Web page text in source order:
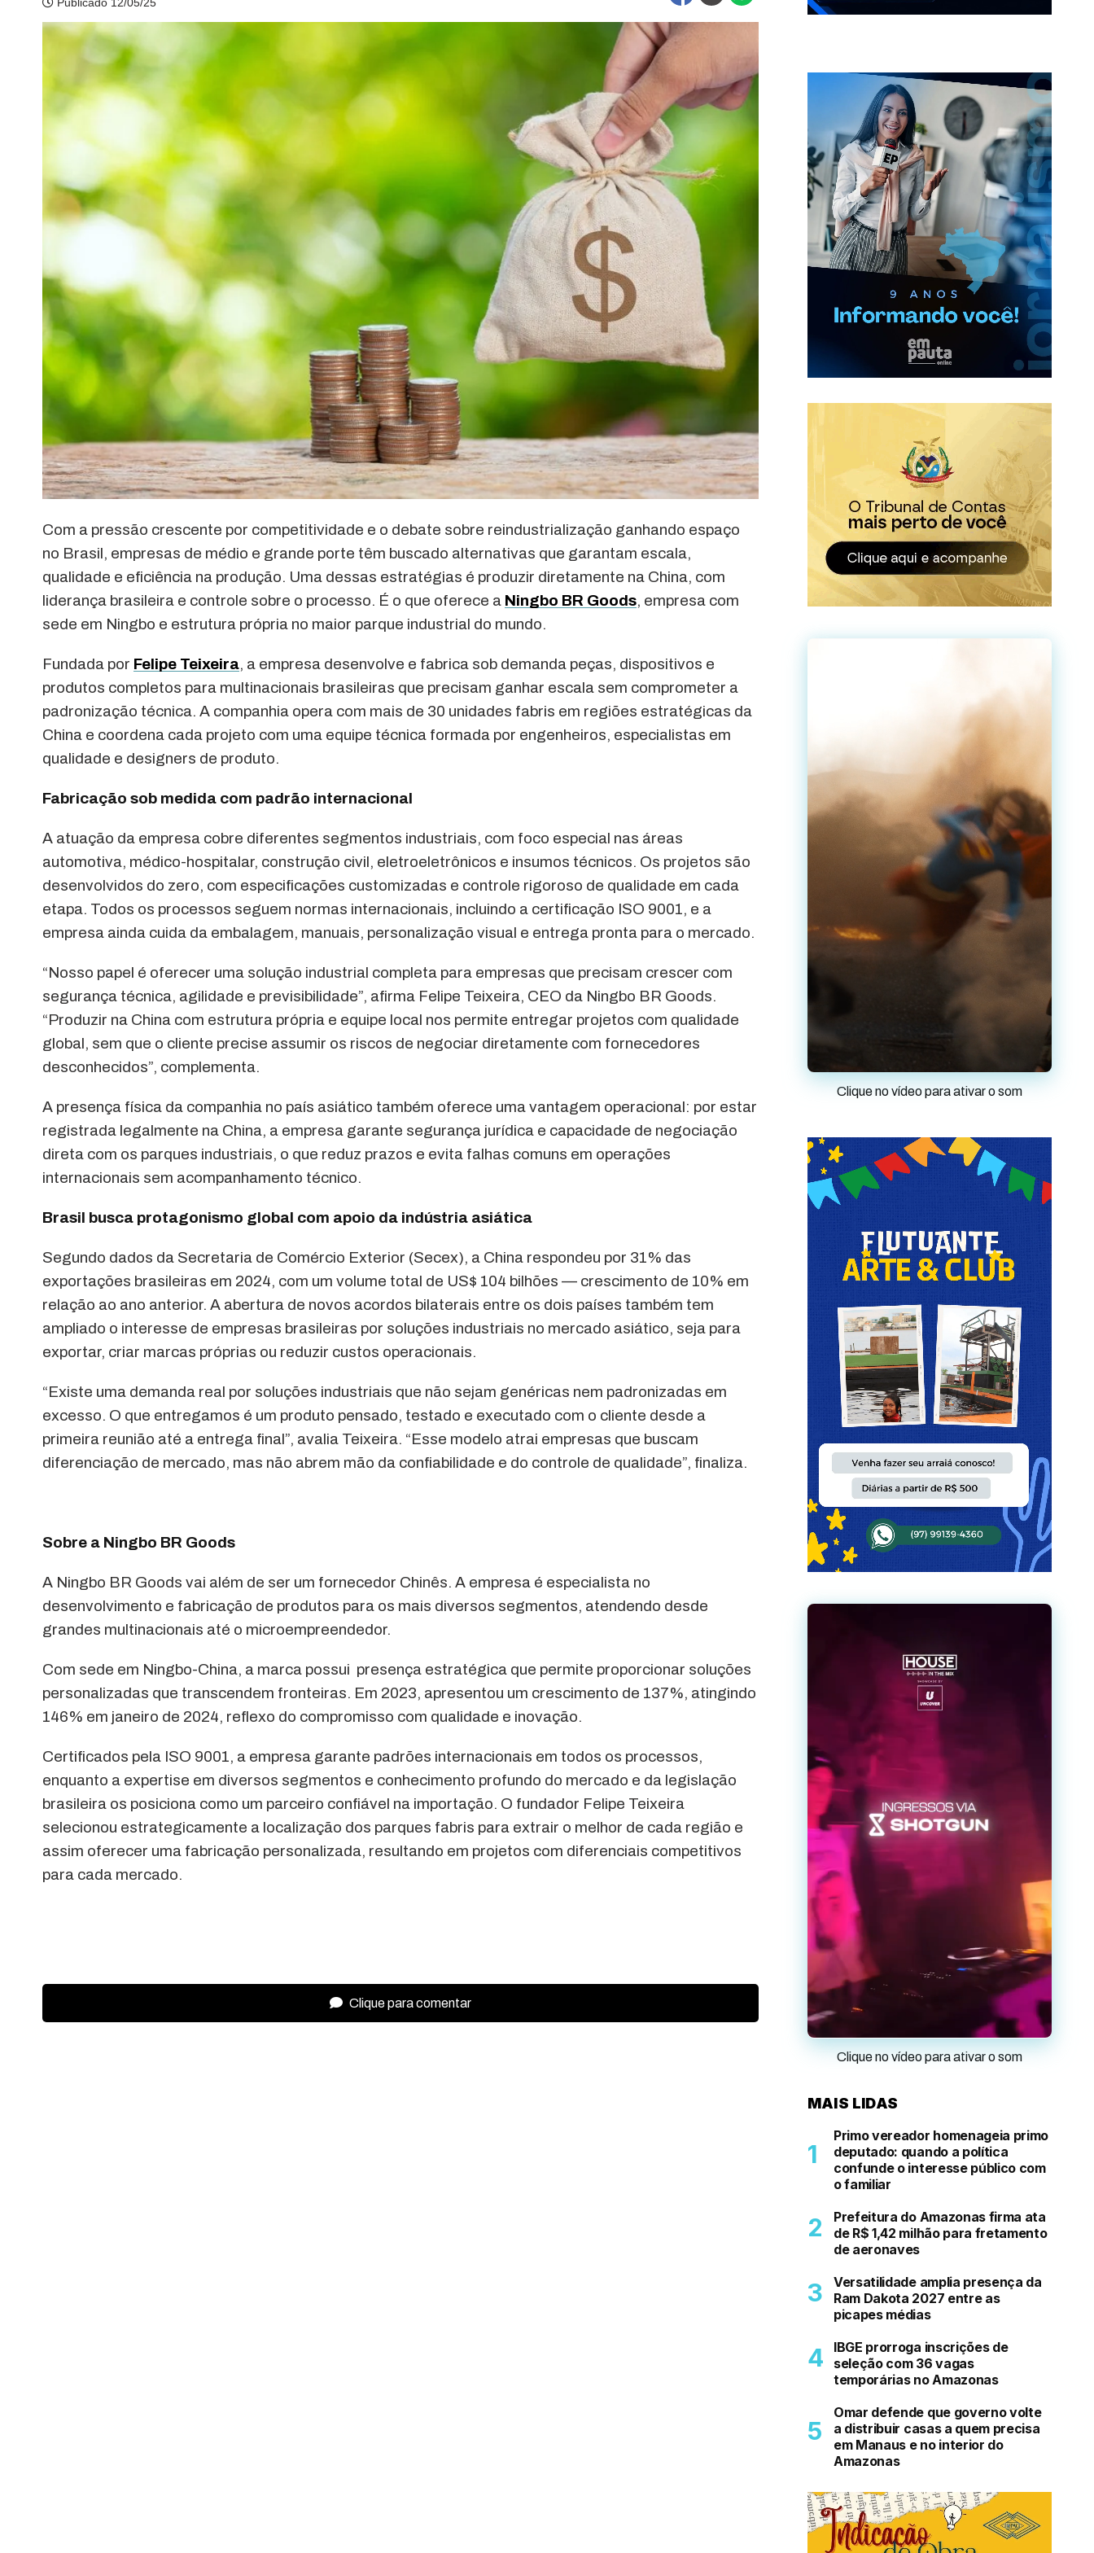
Com a pressão crescente por competitividade e o debate sobre reindustrialização ganhando espaço
no Brasil, empresas de médio e grande porte têm buscado alternativas que garantam escala,
qualidade e eficiência na produção. Uma dessas estratégias é produzir diretamente na China, com
liderança brasileira e controle sobre o processo. É o que oferece a Ningbo BR Goods, empresa com
sede em Ningbo e estrutura própria no maior parque industrial do mundo.
Fundada por Felipe Teixeira, a empresa desenvolve e fabrica sob demanda peças, dispositivos e
produtos completos para multinacionais brasileiras que precisam ganhar escala sem comprometer a
padronização técnica. A companhia opera com mais de 30 unidades fabris em regiões estratégicas da
China e coordena cada projeto com uma equipe técnica formada por engenheiros, especialistas em
qualidade e designers de produto.
Fabricação sob medida com padrão internacional
A atuação da empresa cobre diferentes segmentos industriais, com foco especial nas áreas
automotiva, médico-hospitalar, construção civil, eletroeletrônicos e insumos técnicos. Os projetos são
desenvolvidos do zero, com especificações customizadas e controle rigoroso de qualidade em cada
etapa. Todos os processos seguem normas internacionais, incluindo a certificação ISO 9001, e a
empresa ainda cuida da embalagem, manuais, personalização visual e entrega pronta para o mercado.
“Nosso papel é oferecer uma solução industrial completa para empresas que precisam crescer com
segurança técnica, agilidade e previsibilidade”, afirma Felipe Teixeira, CEO da Ningbo BR Goods.
“Produzir na China com estrutura própria e equipe local nos permite entregar projetos com qualidade
global, sem que o cliente precise assumir os riscos de negociar diretamente com fornecedores
desconhecidos”, complementa.
A presença física da companhia no país asiático também oferece uma vantagem operacional: por estar
registrada legalmente na China, a empresa garante segurança jurídica e capacidade de negociação
direta com os parques industriais, o que reduz prazos e evita falhas comuns em operações
internacionais sem acompanhamento técnico.
Brasil busca protagonismo global com apoio da indústria asiática
Segundo dados da Secretaria de Comércio Exterior (Secex), a China respondeu por 31% das
exportações brasileiras em 2024, com um volume total de US$ 104 bilhões — crescimento de 10% em
relação ao ano anterior. A abertura de novos acordos bilaterais entre os dois países também tem
ampliado o interesse de empresas brasileiras por soluções industriais no mercado asiático, seja para
exportar, criar marcas próprias ou reduzir custos operacionais.
“Existe uma demanda real por soluções industriais que não sejam genéricas nem padronizadas em
excesso. O que entregamos é um produto pensado, testado e executado com o cliente desde a
primeira reunião até a entrega final”, avalia Teixeira. “Esse modelo atrai empresas que buscam
diferenciação de mercado, mas não abrem mão da confiabilidade e do controle de qualidade”, finaliza.
Sobre a Ningbo BR Goods
A Ningbo BR Goods vai além de ser um fornecedor Chinês. A empresa é especialista no
desenvolvimento e fabricação de produtos para os mais diversos segmentos, atendendo desde
grandes multinacionais até o microempreendedor.
Com sede em Ningbo-China, a marca possui presença estratégica que permite proporcionar soluções
personalizadas que transcendem fronteiras. Em 2023, apresentou um crescimento de 137%, atingindo
146% em janeiro de 2024, reflexo do compromisso com qualidade e inovação.
Certificados pela ISO 9001, a empresa garante padrões internacionais em todos os processos,
enquanto a expertise em diversos segmentos e conhecimento profundo do mercado e da legislação
brasileira os posiciona como um parceiro confiável na importação. O fundador Felipe Teixeira
selecionou estrategicamente a localização dos parques fabris para extrair o melhor de cada região e
assim oferecer uma fabricação personalizada, resultando em projetos com diferenciais competitivos
para cada mercado.
Clique para comentar
Clique no vídeo para ativar o som
Clique no vídeo para ativar o som
MAIS LIDAS
Primo vereador homenageia primo
deputado: quando a política
confunde o interesse público com
o familiar
Prefeitura do Amazonas firma ata
de R$ 1,42 milhão para fretamento
de aeronaves
Versatilidade amplia presença da
Ram Dakota 2027 entre as
picapes médias
IBGE prorroga inscrições de
seleção com 36 vagas
temporárias no Amazonas
Omar defende que governo volte
a distribuir casas a quem precisa
em Manaus e no interior do
Amazonas